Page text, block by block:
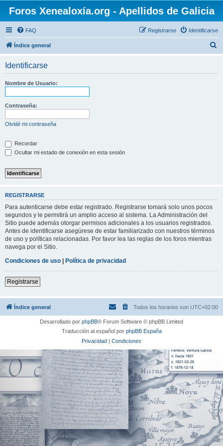
Foros Xenealoxía.org - Apellidos de Galicia
FAQ Identificarse
Registrarse
Índice general
Identificarse
Nombre de Usuario:
Contraseña:
Olvidé mi contraseña
Recordar
Ocultar mi estado de conexión en esta sesión
REGISTRARSE
Para autenticarse debe estar registrado. Registrarse tomará solo unos pocos
segundos y le permitirá un amplio acceso al sistema. La Administración del
Sitio puede además otorgar permisos adicionales a los usuarios registrados.
Antes de identificarse asegúrese de estar familiarizado con nuestros términos
de uso y políticas relacionadas. Por favor lea las reglas de los foros mientras
navega por el Sitio.
Condiciones de uso | Política de privacidad
Registrarse
Índice general Todos los horarios son UTC+02:00
Desarrollado por phpBB® Forum Software © phpBB Limited
Traducción al español por phpBB España
Privacidad | Condiciones